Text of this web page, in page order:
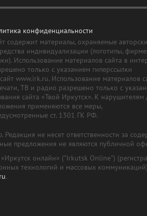
конфиденциальности
содержит материалы, охраняемые
индивидуализации (логотипы,
Использование материалов сайта в
только с указанием гиперссылки
www.irk.ru. Использование материалов
ТВ и радио разрешено только с
сайта «Твой Иркутск». К нарушителям
применяются все меры,
ст. 1301 ГК РФ.
не несет ответственности за
предложения не являются публичной
«Иркутск онлайн» ("Irkutsk Online")
технологий и массовых
.